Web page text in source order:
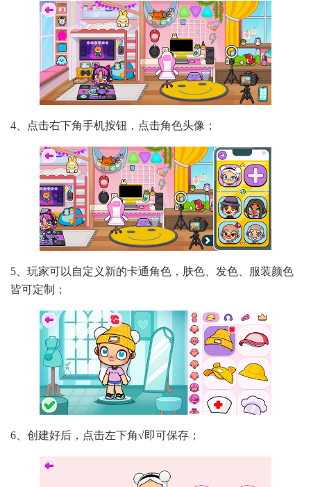
4、点击右下角手机按钮，点击角色头像；
5、玩家可以自定义新的卡通角色，肤色、发色、服装颜色
皆可定制；
6、创建好后，点击左下角√即可保存；